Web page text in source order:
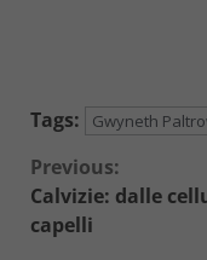
Tags: Gwyneth
Continue
Reading
Previous:
Calvizie: dalle
capelli